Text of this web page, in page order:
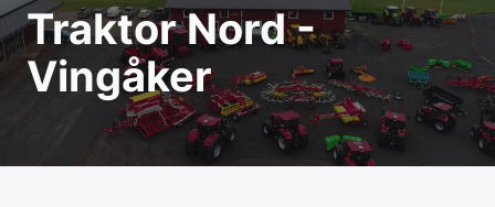
Traktor Nord -
Vingåker